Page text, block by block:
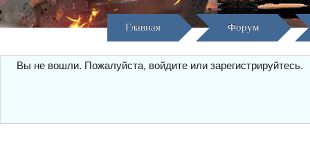
Главная Форум
Вы не вошли. Пожалуйста, войдите или зарегистрируйтесь.